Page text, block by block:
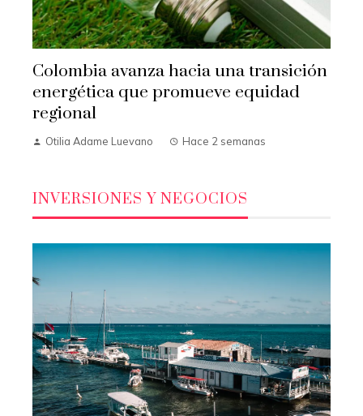
Colombia avanza hacia una transición
energética que promueve equidad
regional
Otilia Adame Luevano Hace 2 semanas
INVERSIONES Y NEGOCIOS